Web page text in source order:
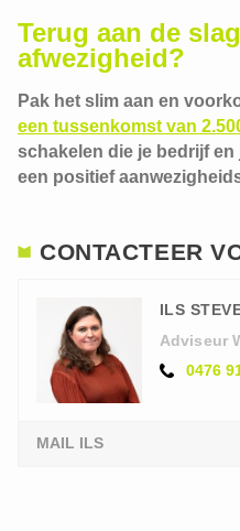
Terug aan de
afwezigheid?
Pak het slim aan en
een tussenkomst van
schakelen die je bedrijf
een positief
CONTACTEER
ILS
Adviseur
0476
MAIL ILS